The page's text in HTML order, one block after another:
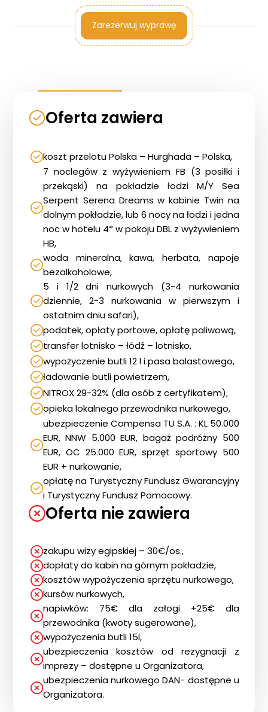
Strona główna !!!
O nas
Wyprawy Nurkowe
Gdzie i kiedy nurkować
Zarezerwuj wyprawę
Oferta zawiera
koszt przelotu Polska – Hurghada – Polska,
7 noclegów z wyżywieniem FB (3 posiłki i
przekąski) na pokładzie łodzi M/Y Sea
Serpent Serena Dreams w kabinie Twin na
dolnym pokładzie, lub 6 nocy na łodzi i jedna
noc w hotelu 4* w pokoju DBL z wyżywieniem
HB,
woda mineralna, kawa, herbata, napoje
bezalkoholowe,
5 i 1/2 dni nurkowych (3-4 nurkowania
dziennie, 2-3 nurkowania w pierwszym i
ostatnim dniu safari),
podatek, opłaty portowe, opłatę paliwową,
transfer lotnisko – łódź – lotnisko,
wypożyczenie butli 12 l i pasa balastowego,
ładowanie butli powietrzem,
NITROX 29-32% (dla osób z certyfikatem),
opieka lokalnego przewodnika nurkowego,
ubezpieczenie Compensa TU S.A. : KL 50.000
EUR, NNW 5.000 EUR, bagaż podróżny 500
EUR, OC 25.000 EUR, sprzęt sportowy 500
EUR + nurkowanie,
opłatę na Turystyczny Fundusz Gwarancyjny
i Turystyczny Fundusz Pomocowy.
Oferta nie zawiera
zakupu wizy egipskiej – 30€/os.,
dopłaty do kabin na górnym pokładzie,
kosztów wypożyczenia sprzętu nurkowego,
kursów nurkowych,
napiwków: 75€ dla załogi +25€ dla
przewodnika (kwoty sugerowane),
wypożyczenia butli 15l,
ubezpieczenia kosztów od rezygnacji z
imprezy – dostępne u Organizatora,
ubezpieczenia nurkowego DAN- dostępne u
Organizatora.